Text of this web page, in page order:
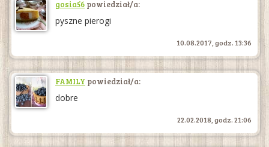
gosia56 powiedział/a:
pyszne pierogi
10.08.2017, godz. 13:36
FAMILY powiedział/a:
dobre
22.02.2018, godz. 21:06